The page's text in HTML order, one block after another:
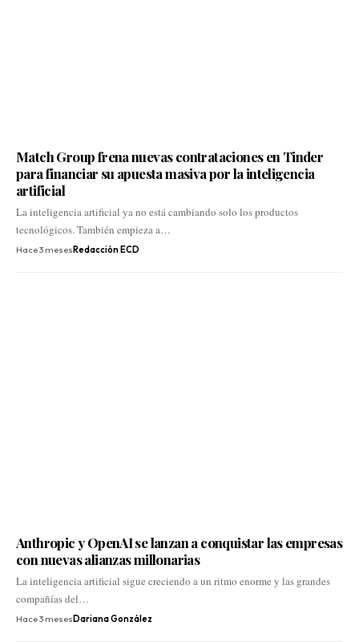
Match Group frena nuevas contrataciones en Tinder
para financiar su apuesta masiva por la inteligencia
artificial
La inteligencia artificial ya no está cambiando solo los productos
tecnológicos. También empieza a…
Hace 3 mesesRedacción ECD
Anthropic y OpenAI se lanzan a conquistar las empresas
con nuevas alianzas millonarias
La inteligencia artificial sigue creciendo a un ritmo enorme y las grandes
compañías del…
Hace 3 meses Dariana González